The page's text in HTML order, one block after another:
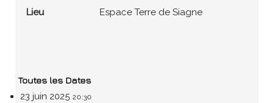
Lieu Espace Terre de Siagne
Toutes les Dates
23 juin 2025 20:30